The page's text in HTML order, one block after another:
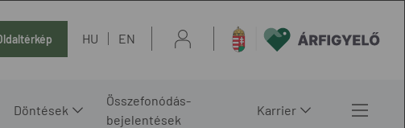
HU EN
Döntések
Összefonódás-
bejelentések
Karrier